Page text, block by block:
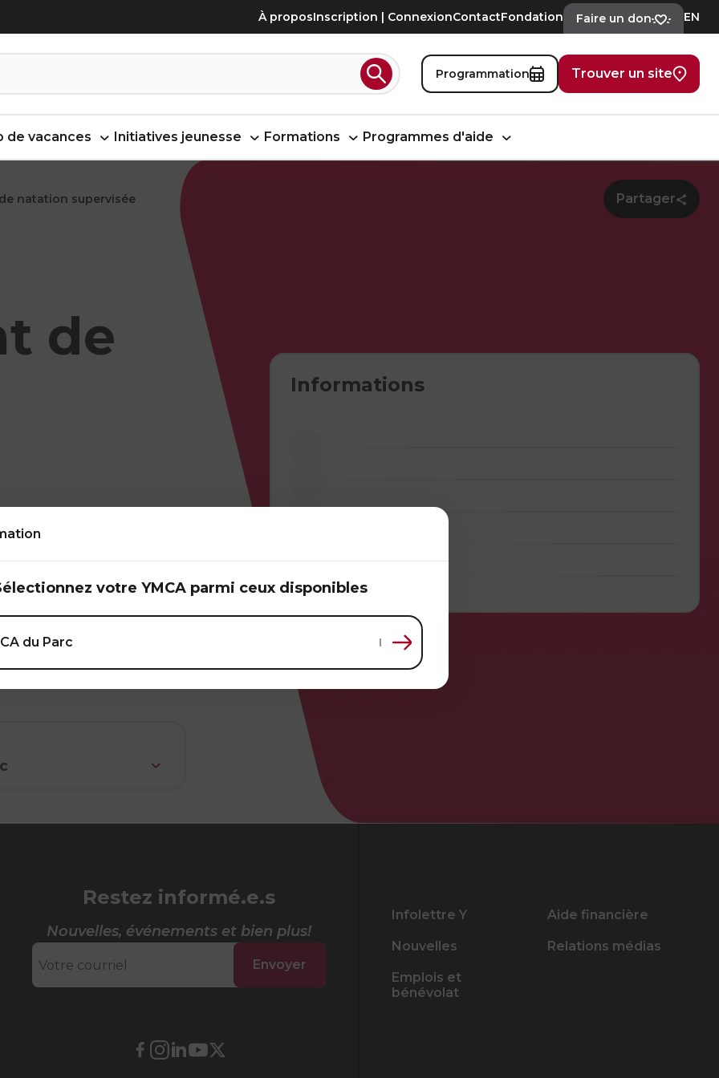
À proposInscription | ConnexionContactFondation Faire un don EN
RechercherProgrammation Trouver un site
de vacances Initiatives jeunesse Formations Programmes d'aide
natation supervisée Partager
de
de
styles de nage.
Informations
votre YMCA parmi ceux disponibles
du Parc
Restez informé.e.s
Nouvelles, événements et bien plus!
Envoyer
LienLienLienLien
Infolettre Y
Nouvelles
Emplois et
bénévolat
Aide financière
Relations médias